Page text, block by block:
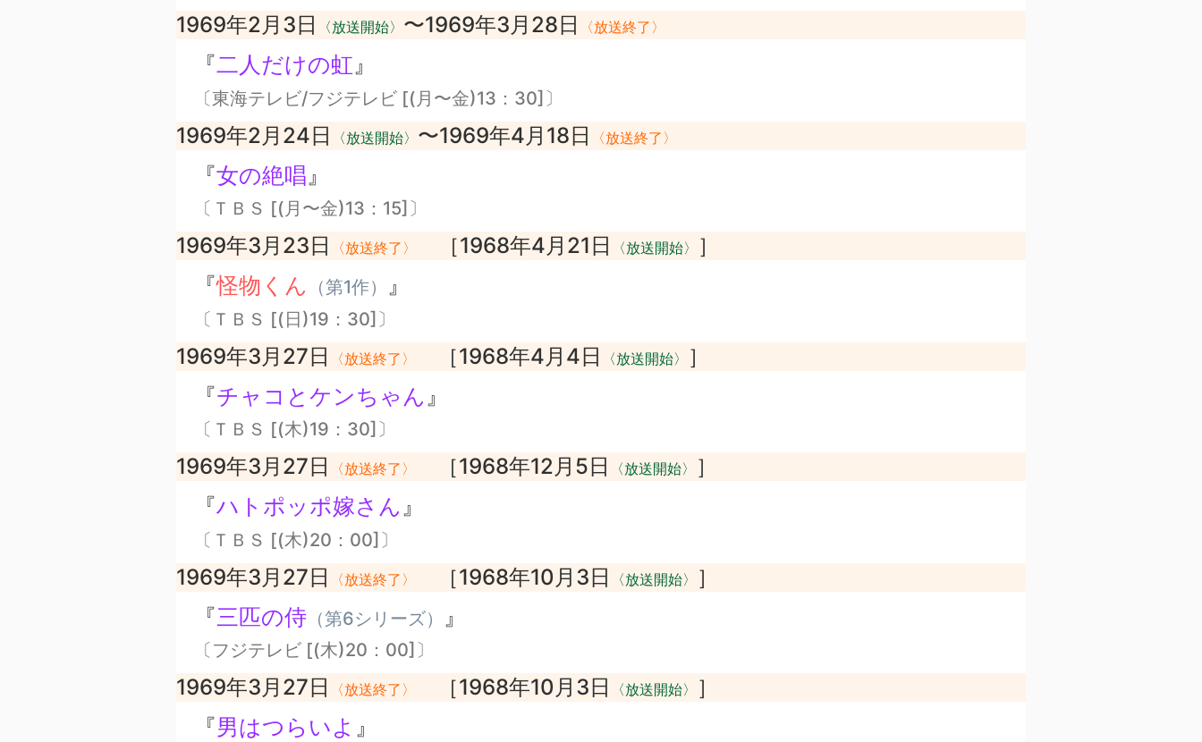
1969年2月3日 〈放送開始〉 〜1969年3月28日 〈放送終了〉
『二人だけの虹』
〔東海テレビ/フジテレビ [(月〜金)13：30]〕
1969年2月24日 〈放送開始〉 〜1969年4月18日 〈放送終了〉
『女の絶唱 』
〔ＴＢＳ [(月〜金)13：15]〕
1969年3月23日 〈放送終了〉 ［1968年4月21日 〈放送開始〉 ］
『怪物くん （第1作） 』
〔ＴＢＳ [(日)19：30]〕
1969年3月27日 〈放送終了〉 ［1968年4月4日 〈放送開始〉 ］
『チャコとケンちゃん 』
〔ＴＢＳ [(木)19：30]〕
1969年3月27日 〈放送終了〉 ［1968年12月5日 〈放送開始〉 ］
『ハトポッポ嫁さん 』
〔ＴＢＳ [(木)20：00]〕
1969年3月27日 〈放送終了〉 ［1968年10月3日 〈放送開始〉 ］
『三匹の侍 （第6シリーズ） 』
〔フジテレビ [(木)20：00]〕
1969年3月27日 〈放送終了〉 ［1968年10月3日 〈放送開始〉 ］
『男はつらいよ 』